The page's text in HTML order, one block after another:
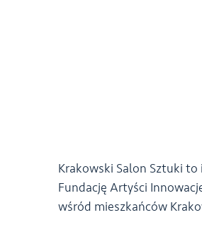
Krakowski Salon Sztuki
Fundację Artyści
wśród mieszkańców